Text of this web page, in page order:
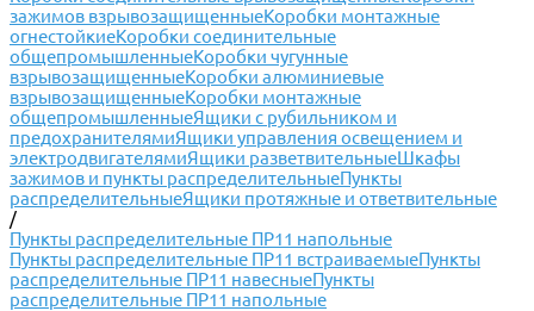
зажимов взрывозащищенныеКоробки монтажные
огнестойкиеКоробки соединительные
общепромышленныеКоробки чугунные
взрывозащищенныеКоробки алюминиевые
взрывозащищенныеКоробки монтажные
общепромышленныеЯщики с рубильником и
предохранителямиЯщики управления освещением и
электродвигателямиЯщики разветвительныеШкафы
зажимов и пункты распределительныеПункты
распределительныеЯщики протяжные и ответвительные
/
Пункты распределительные ПР11 напольные
Пункты распределительные ПР11 встраиваемыеПункты
распределительные ПР11 навесныеПункты
распределительные ПР11 напольные